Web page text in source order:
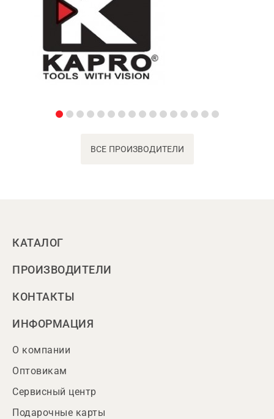
ВСЕ ПРОИЗВОДИТЕЛИ
КАТАЛОГ
ПРОИЗВОДИТЕЛИ
КОНТАКТЫ
ИНФОРМАЦИЯ
О компании
Оптовикам
Сервисный центр
Подарочные карты